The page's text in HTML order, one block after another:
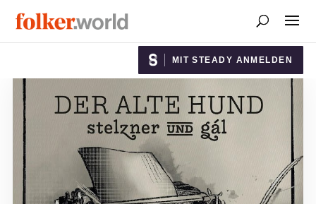
MIT STEADY ANMELDEN